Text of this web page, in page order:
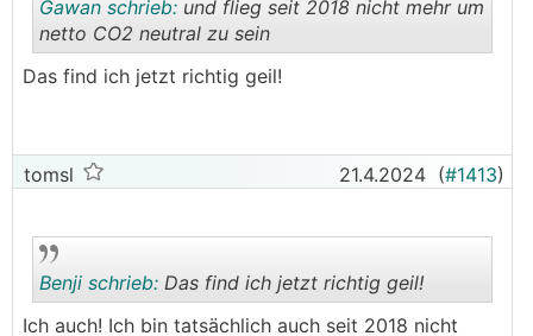
Gawan schrieb: und flieg seit 2018 nicht mehr um
netto CO2 neutral zu sein
Das find ich jetzt richtig geil!
tomsl 21.4.2024 (#1413)
Benji schrieb: Das find ich jetzt richtig geil!
Ich auch! Ich bin tatsächlich auch seit 2018 nicht